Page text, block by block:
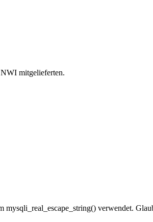
mitgelieferten.
verwendet.